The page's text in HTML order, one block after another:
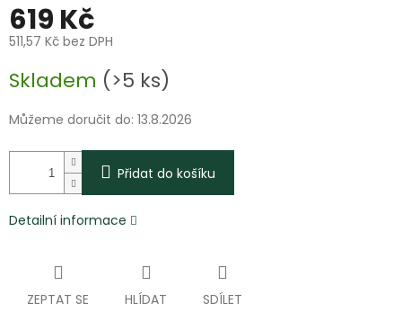
619 Kč
511,57 Kč bez DPH
cena:
Skladem (>5 ks)
Můžeme doručit do: 13.8.2026
Přidat do košíku
Detailní informace
ZEPTAT SE HLÍDAT SDÍLET